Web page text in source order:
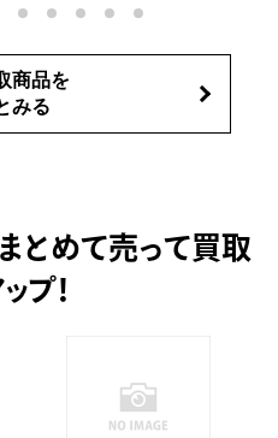
商品を
みる
とめて売って買取
プ！